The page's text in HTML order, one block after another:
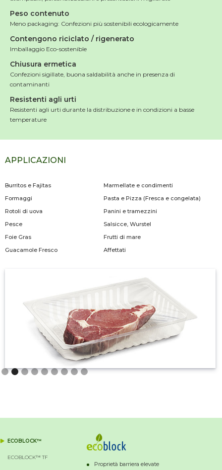
Peso contenuto
Meno packaging: Confezioni più sostenibili ecologicamente
Contengono riciclato / rigenerato
Imballaggio Eco-sostenible
Chiusura ermetica
Confezioni sigillate, buona saldabilità anche in presenza di
contaminanti
Resistenti agli urti
Resistenti agli urti durante la distribuzione e in condizioni a basse
temperature
APPLICAZIONI
Burritos e Fajitas
Formaggi
Rotoli di uova
Pesce
Foie Gras
Guacamole Fresco
Marmellate e condimenti
Pasta e Pizza (Fresca e congelata)
Panini e tramezzini
Salsicce, Wurstel
Frutti di mare
Affettati
Slide 2 of 9.
ECOBLOCK™
ECOBLOCK™ TF
Proprietà barriera elevate